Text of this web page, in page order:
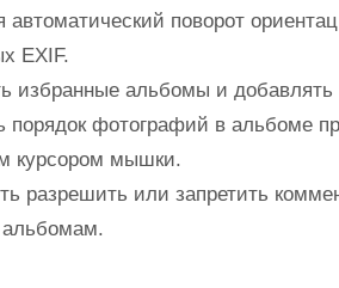
автоматический поворот
EXIF.
избранные альбомы и добавлять
порядок фотографий в альбоме
курсором мышки.
разрешить или запретить